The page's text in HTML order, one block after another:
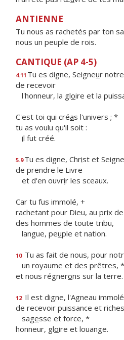
ANTIENNE
Tu nous as rachetés par ton
nous un peuple de rois.
CANTIQUE (AP 4-5)
4.11 Tu es digne, Seigneur
de recevoir
l'honneur, la gloire et la
C'est toi qui créas l'univers ; *
tu as voulu qu'il soit :
il fut créé.
5.9 Tu es digne, Christ et
de prendre le Livre
et d'en ouvrir les sceaux.
Car tu fus immolé, +
rachetant pour Dieu, au prix
des hommes de toute tribu,
langue, peuple et nation.
10 Tu as fait de nous, pour
un royaume et des prêtres, *
et nous régnerons sur la terre.
12 Il est digne, l'Agneau
de recevoir puissance et
sagesse et force, *
honneur, gloire et louange.